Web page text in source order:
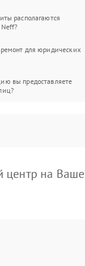
располагаются
для юридических
вы предоставляете
на